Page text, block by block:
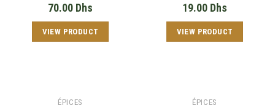
70.00 Dhs
VIEW PRODUCT
19.00 Dhs
VIEW PRODUCT
ÉPICES
ÉPICES